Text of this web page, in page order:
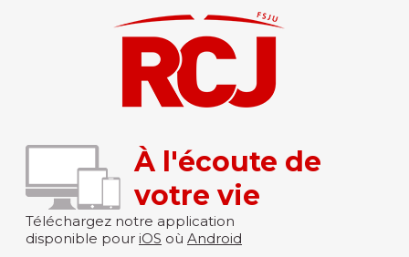
À l'écoute de
votre vie
Téléchargez notre application
disponible pour iOS où Android